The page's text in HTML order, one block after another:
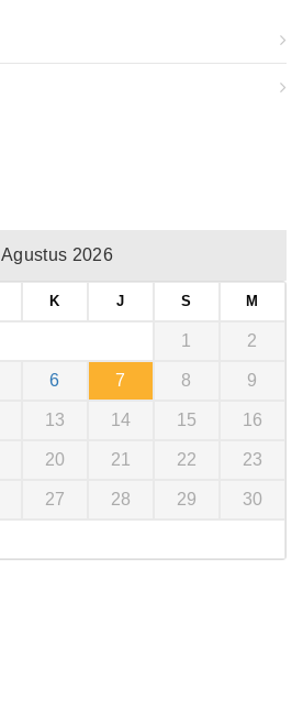
Agustus 2026
K J S M
1 2
6 7 8 9
13 14 15 16
20 21 22 23
27 28 29 30